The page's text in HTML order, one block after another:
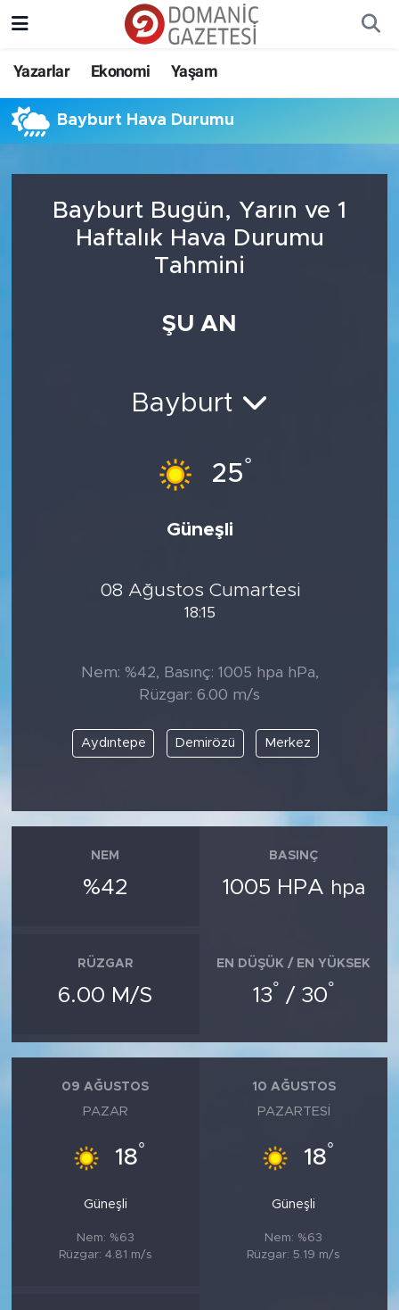
Yazarlar Ekonomi Yaşam
Bayburt Hava Durumu
Bayburt Bugün, Yarın ve 1
Haftalık Hava Durumu
Tahmini
ŞU AN
Bayburt
25°
Güneşli
08 Ağustos Cumartesi
18:15
Nem: %42, Basınç: 1005 hpa hPa,
Rüzgar: 6.00 m/s
Aydıntepe Demirözü Merkez
NEM
%42
BASINÇ
1005 HPA hpa
RÜZGAR
6.00 M/S
EN DÜŞÜK / EN YÜKSEK
13° / 30°
09 AĞUSTOS
PAZAR
18°
Güneşli
Nem: %63
Rüzgar: 4.81 m/s
10 AĞUSTOS
PAZARTESI
18°
Güneşli
Nem: %63
Rüzgar: 5.19 m/s